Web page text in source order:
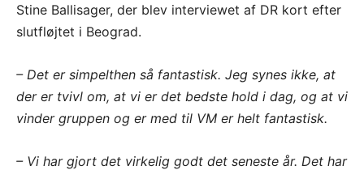
Stine Ballisager, der blev interviewet af DR kort efter
slutfløjtet i Beograd.
– Det er simpelthen så fantastisk. Jeg synes ikke, at
der er tvivl om, at vi er det bedste hold i dag, og at vi
vinder gruppen og er med til VM er helt fantastisk.
– Vi har gjort det virkelig godt det seneste år. Det har